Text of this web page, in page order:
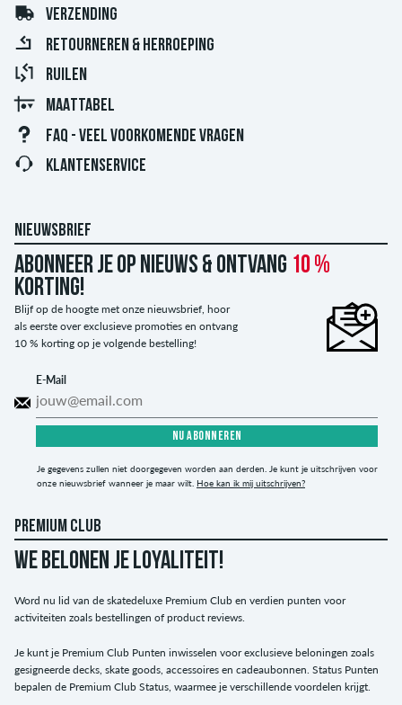
VERZENDING
RETOURNEREN & HERROEPING
RUILEN
MAATTABEL
FAQ - VEEL VOORKOMENDE VRAGEN
KLANTENSERVICE
NIEUWSBRIEF
Abonneer je op nieuws & ontvang 10 %
korting!
Blijf op de hoogte met onze nieuwsbrief, hoor
als eerste over exclusieve promoties en ontvang
10 % korting op je volgende bestelling!
E-Mail
NU ABONNEREN
Je gegevens zullen niet doorgegeven worden aan derden. Je kunt je uitschrijven voor
onze nieuwsbrief wanneer je maar wilt. Hoe kan ik mij uitschrijven?
PREMIUM CLUB
WE BELONEN JE LOYALITEIT!
Word nu lid van de skatedeluxe Premium Club en verdien punten voor
activiteiten zoals bestellingen of product reviews.
Je kunt je Premium Club Punten inwisselen voor exclusieve beloningen zoals
gesigneerde decks, skate goods, accessoires en cadeaubonnen. Status Punten
bepalen de Premium Club Status, waarmee je verschillende voordelen krijgt.